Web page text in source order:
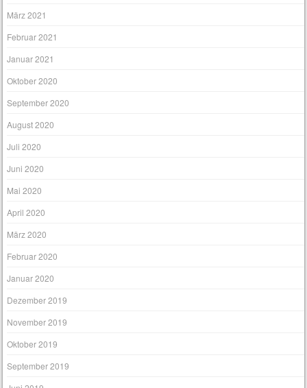
März 2021
Februar 2021
Januar 2021
Oktober 2020
September 2020
August 2020
Juli 2020
Juni 2020
Mai 2020
April 2020
März 2020
Februar 2020
Januar 2020
Dezember 2019
November 2019
Oktober 2019
September 2019